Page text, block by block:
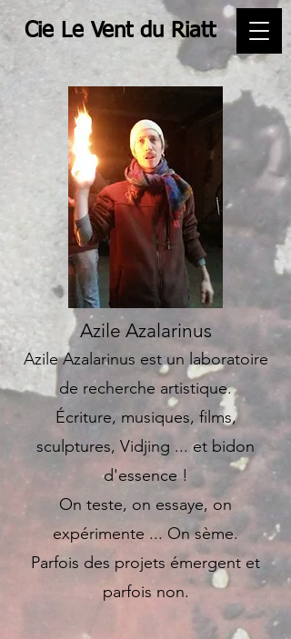
Cie Le Vent du Riatt
Azile Azalarinus
Azile Azalarinus est un laboratoire
de recherche artistique.
Écriture, musiques, films,
sculptures, Vidjing ... et bidon
d'essence !
On teste, on essaye, on
expérimente ... On sème.
Parfois des projets émergent et
parfois non.